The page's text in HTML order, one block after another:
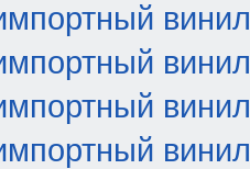
винил
винил
винил
винил